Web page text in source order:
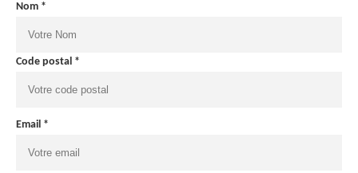
Nom *
Code postal *
Email *